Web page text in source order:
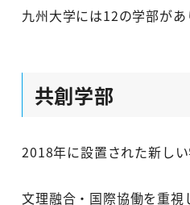
九州大学には12の学部があ
共創学部
2018年に設置された新しい
文理融合・国際協働を重視